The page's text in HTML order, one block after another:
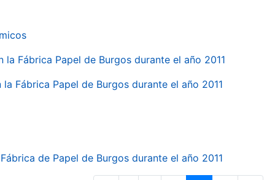
Fábrica Papel de Burgos durante el año 2011
Fábrica Papel de Burgos durante el año 2011
de Papel de Burgos durante el año 2011